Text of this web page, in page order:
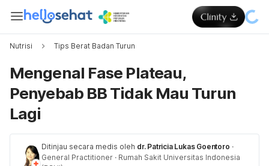
Nutrisi Tips Berat Badan Turun
Mengenal Fase Plateau,
Penyebab BB Tidak Mau Turun
Lagi
Ditinjau secara medis oleh dr. Patricia Lukas Goentoro ·
General Practitioner · Rumah Sakit Universitas Indonesia